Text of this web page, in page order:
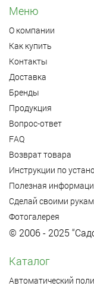
Меню
О компании
Как купить
Контакты
Доставка
Бренды
Продукция
Вопрос-ответ
FAQ
Возврат товара
Инструкции по
Полезная
Сделай своими
Фотогалерея
© 2006 - 2025
Каталог
Автоматический